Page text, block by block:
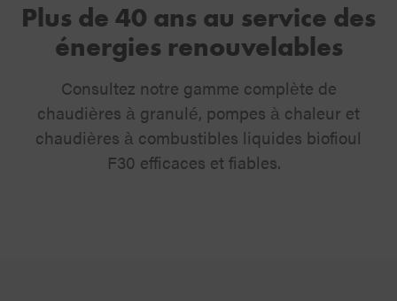
Plus de 40 ans au service des
énergies renouvelables
Consultez notre gamme complète de
chaudières à granulé, pompes à chaleur et
chaudières à combustibles liquides biofioul
F30 efficaces et fiables.